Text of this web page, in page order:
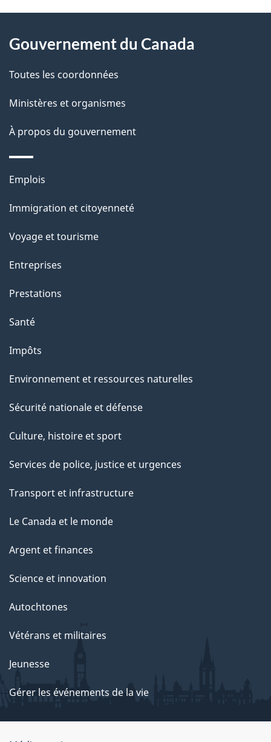
i
l
s
d
e
l
a
p
a
g
e
propos
de
ce
site
Gouvernement du Canada
Toutes les coordonnées
Ministères et organismes
À propos du gouvernement
Thèmes
sujets
Emplois
Immigration et citoyenneté
Voyage et tourisme
Entreprises
Prestations
Santé
Impôts
Environnement et ressources naturelles
Sécurité nationale et défense
Culture, histoire et sport
Services de police, justice et urgences
Transport et infrastructure
Le Canada et le monde
Argent et finances
Science et innovation
Autochtones
Vétérans et militaires
Jeunesse
Gérer les événements de la vie